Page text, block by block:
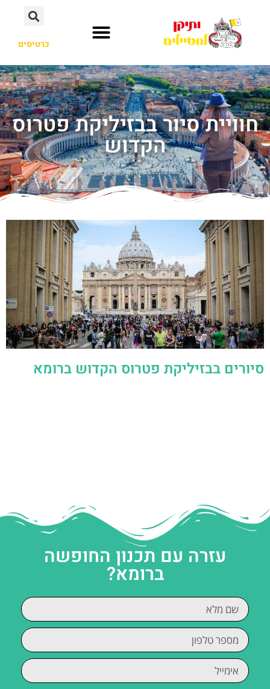
כרטיסים
חוויית סיור בבזיליקת פטרוס
הקדוש
סיורים בבזיליקת פטרוס הקדוש ברומא
עזרה עם תכנון החופשה
ברומא?